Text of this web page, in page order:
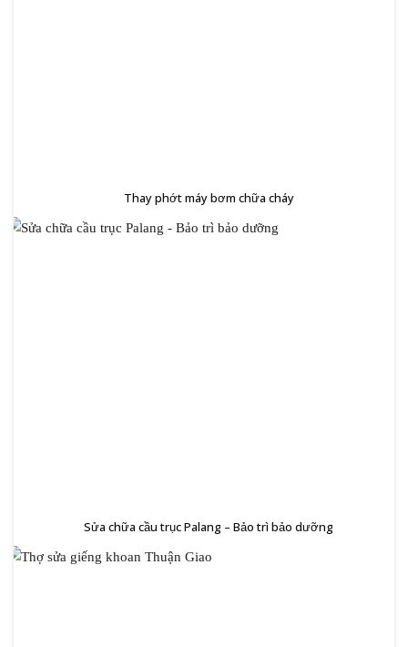
Thay phớt máy bơm chữa cháy
Sửa chữa cầu trục Palang – Bảo trì bảo dưỡng